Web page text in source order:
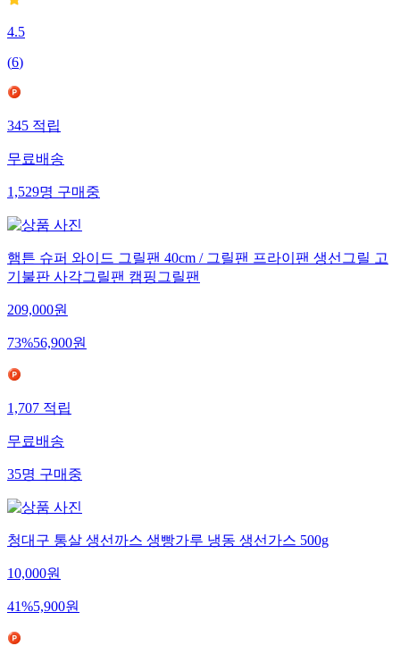
4.5
(6)
345적립
무료배송
1,529명구매중
햄튼 슈퍼 와이드 그릴팬 40cm / 그릴팬 프라이팬 생선그릴 고
기불판 사각그릴팬 캠핑그릴팬
209,000원
73%56,900원
1,707적립
무료배송
35명구매중
청대구 통살 생선까스 생빵가루 냉동 생선가스 500g
10,000원
41%5,900원